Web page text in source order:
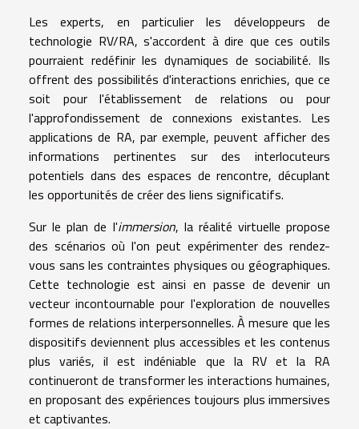
Les experts, en particulier les développeurs de
technologie RV/RA, s'accordent à dire que ces outils
pourraient redéfinir les dynamiques de sociabilité. Ils
offrent des possibilités d'interactions enrichies, que ce
soit pour l'établissement de relations ou pour
l'approfondissement de connexions existantes. Les
applications de RA, par exemple, peuvent afficher des
informations pertinentes sur des interlocuteurs
potentiels dans des espaces de rencontre, décuplant
les opportunités de créer des liens significatifs.
Sur le plan de l'immersion, la réalité virtuelle propose
des scénarios où l'on peut expérimenter des rendez-
vous sans les contraintes physiques ou géographiques.
Cette technologie est ainsi en passe de devenir un
vecteur incontournable pour l'exploration de nouvelles
formes de relations interpersonnelles. À mesure que les
dispositifs deviennent plus accessibles et les contenus
plus variés, il est indéniable que la RV et la RA
continueront de transformer les interactions humaines,
en proposant des expériences toujours plus immersives
et captivantes.